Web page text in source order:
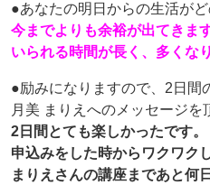
●あなたの明日からの生活が
今までよりも余裕が出てきま
いられる時間が長く、多くな
●励みになりますので、2日間
月美 まりえへのメッセージを
2日間とても楽しかったです。
申込みをした時からワクワク
まりえさんの講座まであと何